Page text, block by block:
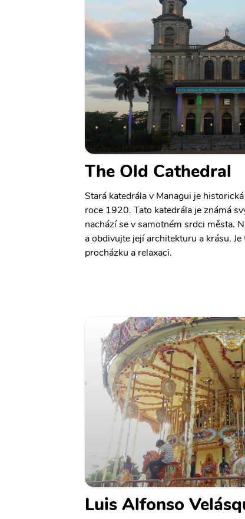
The Old Cathedral
Stará katedrála v Managui je
roce 1920. Tato katedrála je známá
nachází se v samotném srdci města.
a obdivujte její architekturu a krásu.
procházku a relaxaci.
Luis Alfonso